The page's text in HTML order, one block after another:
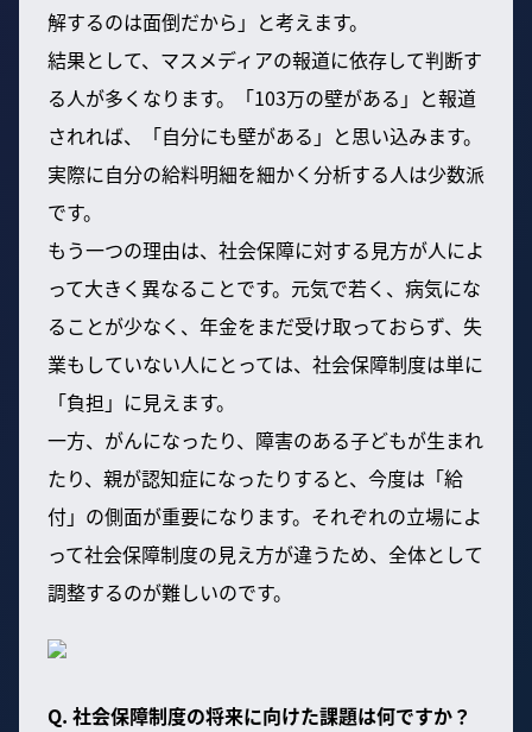
解するのは面倒だから」と考えます。
結果として、マスメディアの報道に依存して判断す
る人が多くなります。「103万の壁がある」と報道
されれば、「自分にも壁がある」と思い込みます。
実際に自分の給料明細を細かく分析する人は少数派
です。
もう一つの理由は、社会保障に対する見方が人によ
って大きく異なることです。元気で若く、病気にな
ることが少なく、年金をまだ受け取っておらず、失
業もしていない人にとっては、社会保障制度は単に
「負担」に見えます。
一方、がんになったり、障害のある子どもが生まれ
たり、親が認知症になったりすると、今度は「給
付」の側面が重要になります。それぞれの立場によ
って社会保障制度の見え方が違うため、全体として
調整するのが難しいのです。
Q. 社会保障制度の将来に向けた課題は何ですか？